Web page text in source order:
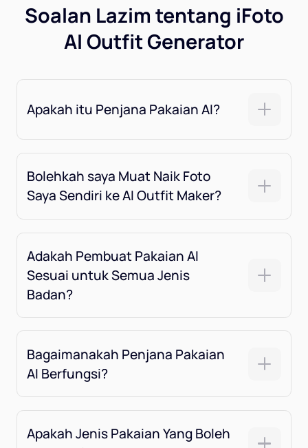
Soalan Lazim tentang iFoto
AI Outfit Generator
Apakah itu Penjana Pakaian AI?
Bolehkah saya Muat Naik Foto
Saya Sendiri ke AI Outfit Maker?
Adakah Pembuat Pakaian AI
Sesuai untuk Semua Jenis
Badan?
Bagaimanakah Penjana Pakaian
AI Berfungsi?
Apakah Jenis Pakaian Yang Boleh